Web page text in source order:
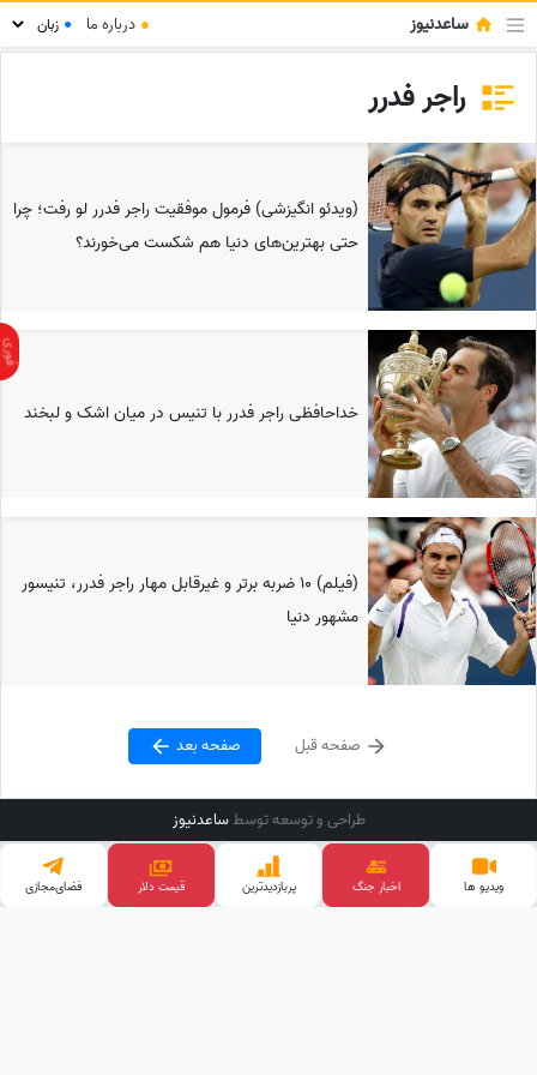
ساعدنیوز ● درباره ما ●
راجر فدرر
(ویدئو انگیزشی) فرمول موفقیت راجر فدرر لو رفت؛ چرا
حتی بهترین‌های دنیا هم شکست می‌خورند؟
خداحافظی راجر فدرر با تنیس در میان اشک و لبخند
(فیلم) 10 ضربه برتر و غیرقابل مهار راجر فدرر، تنیسور
مشهور دنیا
صفحه قبل صفحه بعد
طراحی و توسعه توسطساعدنیوز
ویدیو ها اخبار جنگ پربازدید‌ترین قیمت دلار فضای‌مجازی